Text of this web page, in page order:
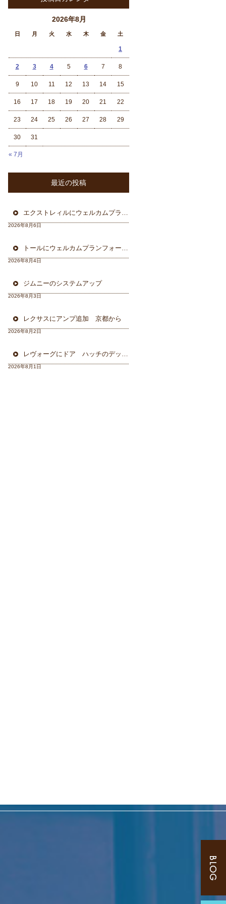
2026年8月
日 月 火 水 木 金 土
« 7月
1
2 3 4 5 6 7 8
9 10 11 12 13 14 15
16 17 18 19 20 21 22
23 24 25 26 27 28 29
30 31
最近の投稿
エクストレィルにウェルカムプラン フォーカル三重県から
2026年8月6日
トールにウェルカムプランフォーカルスピーカー＆ウーハー
2026年8月4日
ジムニーのシステムアップ
2026年8月3日
レクサスにアンプ追加 京都から
2026年8月2日
レヴォーグにドア ハッチのデッドニング 徳島から
2026年8月1日